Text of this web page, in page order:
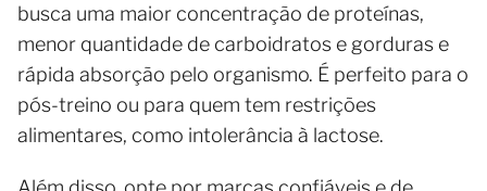
busca uma maior concentração de proteínas,
menor quantidade de carboidratos e gorduras e
rápida absorção pelo organismo. É perfeito para o
pós-treino ou para quem tem restrições
alimentares, como intolerância à lactose.